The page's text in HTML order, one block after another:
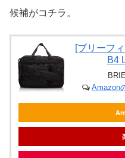
候補がコチラ。
[ブリーフ
B4
Amazon